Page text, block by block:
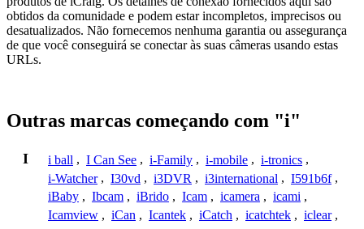
obtidos da comunidade e podem estar incompletos, imprecisos ou
desatualizados. Não fornecemos nenhuma garantia ou assegurança
de que você conseguirá se conectar às suas câmeras usando estas
URLs.
Outras marcas começando com "i"
I i ball , I Can See , i-Family , i-mobile , i-tronics ,
i-Watcher , I30vd , i3DVR , i3international , I591b6f ,
iBaby , Ibcam , iBrido , Icam , icamera , icami ,
Icamview , iCan , Icantek , iCatch , icatchtek , iclear ,